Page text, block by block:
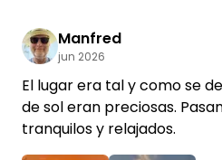
Manfred
jun 2026
El lugar era tal y como se
de sol eran preciosas.
tranquilos y relajados.